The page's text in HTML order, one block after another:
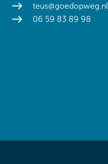
teus@goedopweg.nl
06 59 83 89 98